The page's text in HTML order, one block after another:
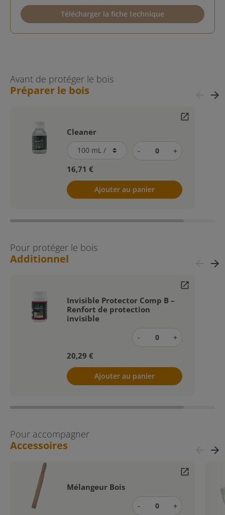
Télécharger la fiche technique
Avant de protéger le bois
Préparer le bois arrow_forward
open_in_new
Cleaner
- +
16,71 €
Ajouter au panier
Pour protéger le bois
Additionnel arrow_forward
open_in_new
Invisible Protector Comp B –
Renfort de protection
invisible
- +
20,29 €
Ajouter au panier
Pour accompagner
Accessoires arrow_forward
open_in_new
Mélangeur Bois
- +